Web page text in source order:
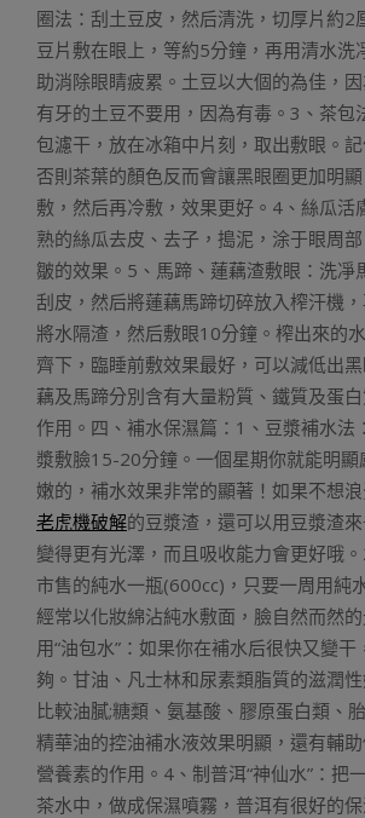
圈法：刮土豆皮，然后清洗，切厚片約2
豆片敷在眼上，等約5分鐘，再用清水洗
助消除眼睛疲累。土豆以大個的為佳，因
有牙的土豆不要用，因為有毒。3、茶包
包濾干，放在冰箱中片刻，取出敷眼。記
否則茶葉的顏色反而會讓黑眼圈更加明
敷，然后再冷敷，效果更好。4、絲瓜活
熟的絲瓜去皮、去子，搗泥，涂于眼周
皺的效果。5、馬蹄、蓮藕渣敷眼：洗凈
刮皮，然后將蓮藕馬蹄切碎放入榨汗機
將水隔渣，然后敷眼10分鐘。榨出來的
齊下，臨睡前敷效果最好，可以減低出
藕及馬蹄分別含有大量粉質、鐵質及蛋
作用。四、補水保濕篇：1、豆漿補水法
漿敷臉15-20分鐘。一個星期你就能明
嫩的，補水效果非常的顯著！如果不想
老虎機破解的豆漿渣，還可以用豆漿渣
變得更有光澤，而且吸收能力會更好哦
市售的純水一瓶(600cc)，只要一周用純
經常以化妝綿沾純水敷面，臉自然而然
用“油包水”：如果你在補水后很快又變
夠。甘油、凡士林和尿素類脂質的滋潤
比較油膩;糖類、氨基酸、膠原蛋白類、
精華油的控油補水液效果明顯，還有輔
營養素的作用。4、制普洱“神仙水”：把
茶水中，做成保濕噴霧，普洱有很好的